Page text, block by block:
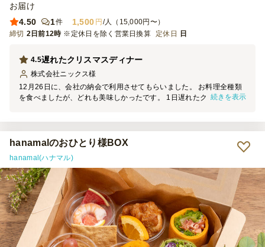
お届け
4.50
1件 1,500 円/人（15,000円〜）
締切 2日前12時 ※定休日を除く営業日換算 定休日 日
遅れたクリスマスディナー
4.5
株式会社ニックス様
12月26日に、会社の納会で利用させてもらいました。 お料理全種類
を食べましたが、どれも美味しかったです。 1日遅れたクリスマスパ
続きを表示
hanamalのおひとり様BOX
hanamal(ハナマル)